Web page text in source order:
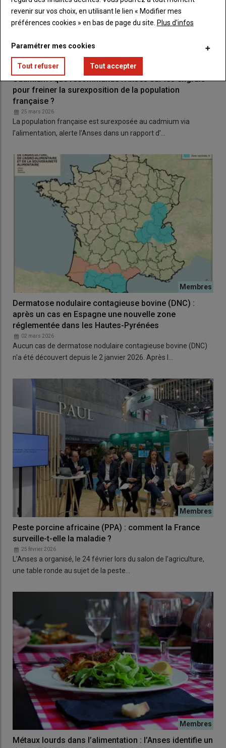
Cadmium : que recommande l’Anses sur les engrais
pour freiner la surexposition de la population
française ?
25 mars 2026
La population française est surexposée au cadmium via
l’alimentation, alerte l’Anses dans un rapport d’…
Dermatose nodulaire contagieuse bovine (DNC) :
après un cas en Espagne une nouvelle zone
réglementée dans les Hautes-Pyrénées
02 mars 2026
Aucun cas de dermatose nodulaire contagieuse bovine (DNC)
n'a été découvert depuis le 2 janvier 2026. Après l…
Peste porcine africaine (PPA) : comment la France
surveille-t-elle la maladie ?
25 février 2026
L’Anses a organisé, le 24 février lors du salon de l’agriculture,
une table ronde au sujet de la peste…
Métaux lourds dans l’alimentation : l’Anses identifie un
revenir sur vos choix, en utilisant le lien « Modifier mes
préférences cookies » en bas de page du site. Plus d'infos
Paramétrer mes cookies
Tout refuser Tout accepter